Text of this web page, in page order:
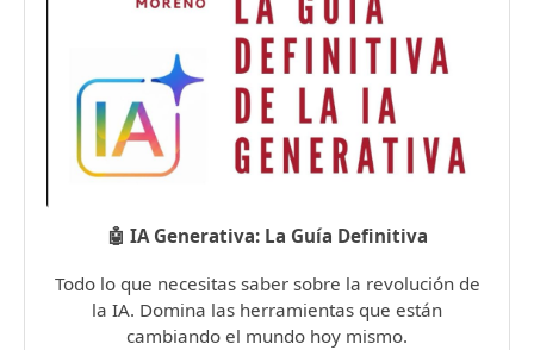
🤖 IA Generativa: La Guía Definitiva
Todo lo que necesitas saber sobre la revolución de
la IA. Domina las herramientas que están
cambiando el mundo hoy mismo.